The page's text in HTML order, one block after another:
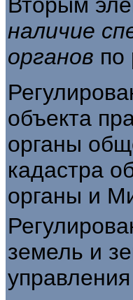
наличие
органов по
объекта
органы
кадастра
органы и
земель и